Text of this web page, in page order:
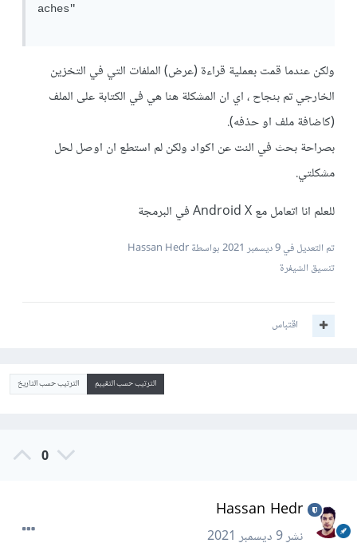
aches"
ولكن عندما قمت بعملية قراءة (عرض) الملفات التي في التخزين
الخارجي تم بنجاح ، اي ان المشكلة هنا هي في الكتابة على الملف
(كاضافة ملف او حذفه).
بصراحة بحث في النت عن اكواد ولكن لم استطع ان اوصل لحل
مشكلتي.
للعلم انا اتعامل مع Android X في البرمجة
تم التعديل في9 ديسمبر 2021
بواسطة Hassan Hedr
تنسيق الشيفرة
اقتباس
الترتيب حسب التقييم الترتيب حسب التاريخ
0
Hassan Hedr
نشر9 ديسمبر 2021